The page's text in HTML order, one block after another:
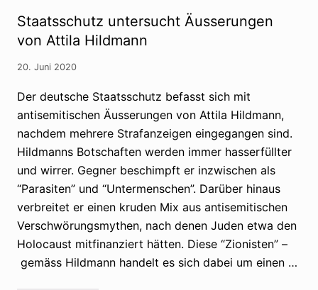
w
ö
r
u
n
s
t
h
e
o
r
e
n
a
l
G
e
f
a
Staatsschutz untersucht Äusserungen
von Attila Hildmann
20. Juni 2020
Der deutsche Staatsschutz befasst sich mit
antisemitischen Äusserungen von Attila Hildmann,
nachdem mehrere Strafanzeigen eingegangen sind.
Hildmanns Botschaften werden immer hasserfüllter
und wirrer. Gegner beschimpft er inzwischen als
“Parasiten” und “Untermenschen”. Darüber hinaus
verbreitet er einen kruden Mix aus antisemitischen
Verschwörungsmythen, nach denen Juden etwa den
Holocaust mitfinanziert hätten. Diese “Zionisten” –
gemäss Hildmann handelt es sich dabei um einen …